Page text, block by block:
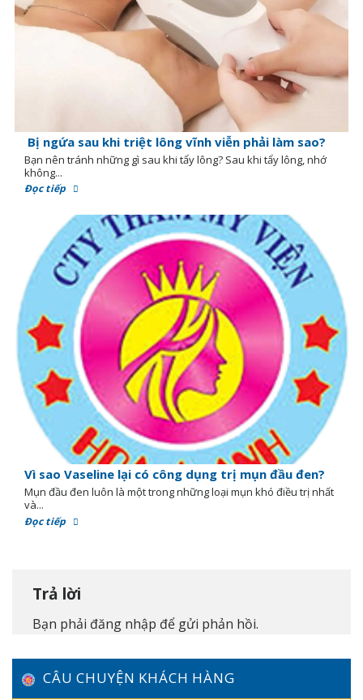
Bị ngứa sau khi triệt lông vĩnh viễn phải làm sao?
Bạn nên tránh những gì sau khi tẩy lông? Sau khi tẩy lông, nhớ
không...
Đọc tiếp
Vì sao Vaseline lại có công dụng trị mụn đầu đen?
Mụn đầu đen luôn là một trong những loại mụn khó điều trị nhất
và...
Đọc tiếp
Trả lời
Bạn phải đăng nhập để gửi phản hồi.
CÂU CHUYỆN KHÁCH HÀNG